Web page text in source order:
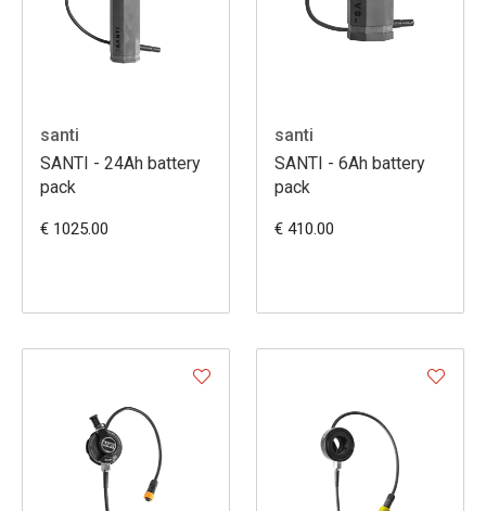
santi
SANTI - 24Ah battery
pack
€ 1025.00
santi
SANTI - 6Ah battery
pack
€ 410.00